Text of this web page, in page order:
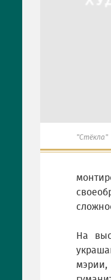
"Стёкла"
На
мэрии,